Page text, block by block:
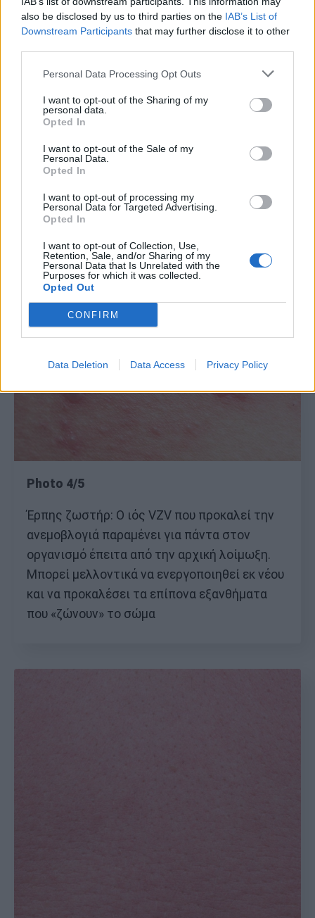
also be disclosed by us to third parties on the IAB’s List of
Downstream Participants that may further disclose it to other
Personal Data Processing Opt Outs
I want to opt-out of the Sharing of my
personal data.
Opted In
I want to opt-out of the Sale of my
Personal Data.
Opted In
I want to opt-out of processing my
Personal Data for Targeted Advertising.
Opted In
I want to opt-out of Collection, Use,
Retention, Sale, and/or Sharing of my
Personal Data that Is Unrelated with the
Purposes for which it was collected.
Opted Out
CONFIRM
Data Deletion Data Access Privacy Policy
Photo 4/5
Έρπης ζωστήρ: Ο ιός VZV που προκαλεί την
ανεμοβλογιά παραμένει για πάντα στον
οργανισμό έπειτα από την αρχική λοίμωξη.
Μπορεί μελλοντικά να ενεργοποιηθεί εκ νέου
και να προκαλέσει τα επίπονα εξανθήματα
που «ζώνουν» το σώμα